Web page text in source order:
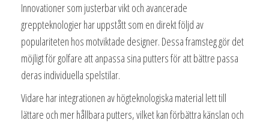
Innovationer som justerbar vikt och avancerade
greppteknologier har uppstått som en direkt följd av
populariteten hos motviktade designer. Dessa framsteg gör det
möjligt för golfare att anpassa sina putters för att bättre passa
deras individuella spelstilar.
Vidare har integrationen av högteknologiska material lett till
lättare och mer hållbara putters, vilket kan förbättra känslan och